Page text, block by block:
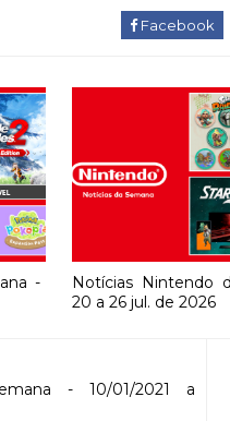
Facebook
-
Notícias Nintendo
20 a 26 jul. de 2026
- 10/01/2021 a